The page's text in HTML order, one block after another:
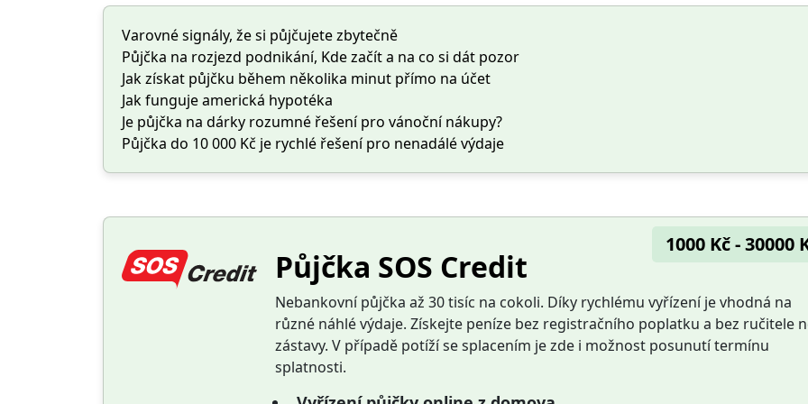
Varovné signály, že si půjčujete zbytečně
Půjčka na rozjezd podnikání, Kde začít a na co si dát pozor
Jak získat půjčku během několika minut přímo na účet
Jak funguje americká hypotéka
Je půjčka na dárky rozumné řešení pro vánoční nákupy?
Půjčka do 10 000 Kč je rychlé řešení pro nenadálé výdaje
1000 Kč - 30000
Půjčka SOS Credit
Nebankovní půjčka až 30 tisíc na cokoli. Díky rychlému vyřízení je vhodná na
různé náhlé výdaje. Získejte peníze bez registračního poplatku a bez ručitele
zástavy. V případě potíží se splacením je zde i možnost posunutí termínu
splatnosti.